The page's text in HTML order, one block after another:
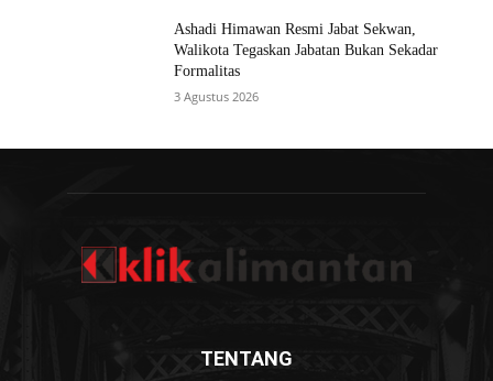
Ashadi Himawan Resmi Jabat Sekwan,
Walikota Tegaskan Jabatan Bukan Sekadar
Formalitas
3 Agustus 2026
TENTANG